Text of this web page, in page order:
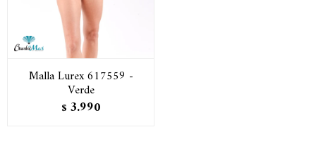
Malla Lurex 617559 -
Verde
$ 3.990